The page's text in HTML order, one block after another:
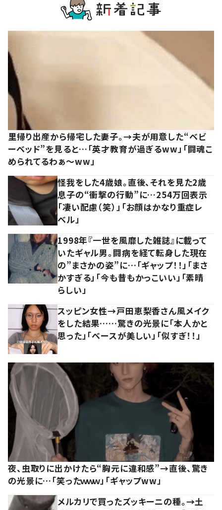
里帰り出産から帰宅した妻子。→夫が用意した“ベビ
ーベッド”を見ると…「英才教育が過ぎるww」「闘魂こ
められてるわぁ～ww」
怪我をした4歳娘。直後、それを見た2歳
息子の“衝撃の行動”に…254万回表示
「凄い配慮（笑）」「お顔はかなり重症レ
ベル」
1998年『一世を風靡した雑誌』に載って
いたギャル男。闘病を経て転身した現在
の”まさかの姿”に…「ギャップ！！」「まさ
かすぎる」「今も昔もかっこいい」「素晴
らしい」
スッピン女性→戸田恵梨香さん風メイク
をした結果……驚きの光景に「本人かと
思った」「ベースが美しい」「似すぎ！！」
夜、虫取りに出かけたら“胸元に違和感”→直後、驚き
の光景に…「笑ったｗｗｗ」「ギャップww」
メルカリで買ったズッキーニの種。→土